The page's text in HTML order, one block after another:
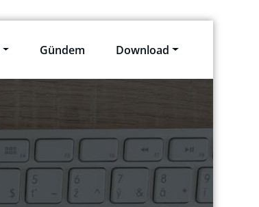
Gündem Download